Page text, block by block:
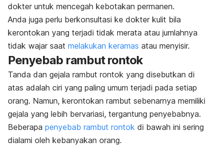
dokter untuk mencegah kebotakan permanen.
Anda juga perlu berkonsultasi ke dokter kulit bila
kerontokan yang terjadi tidak merata atau jumlahnya
tidak wajar saat melakukan keramas atau menyisir.
Penyebab rambut rontok
Tanda dan gejala rambut rontok yang disebutkan di
atas adalah ciri yang paling umum terjadi pada setiap
orang. Namun, kerontokan rambut sebenarnya memiliki
gejala yang lebih bervariasi, tergantung penyebabnya.
Beberapa penyebab rambut rontok di bawah ini sering
dialami oleh kebanyakan orang.